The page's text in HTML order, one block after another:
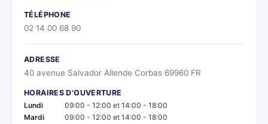
TÉLÉPHONE
02 14 00 68 90
ADRESSE
40 avenue Salvador Allende Corbas 69960 FR
HORAIRES D'OUVERTURE
Lundi
09:00 - 12:00 et 14:00 - 18:00
Mardi
09:00 - 12:00 et 14:00 - 18:00